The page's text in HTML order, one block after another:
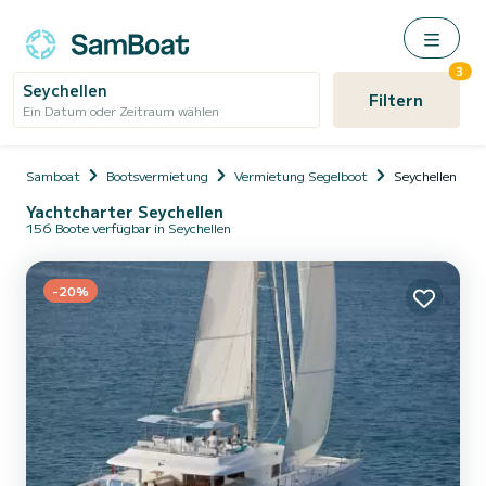
Seychellen
Ein Datum oder Zeitraum wählen Filtern
3
Samboat Bootsvermietung Vermietung Segelboot Seychellen
Yachtcharter Seychellen
156 Boote verfügbar in Seychellen
-20%